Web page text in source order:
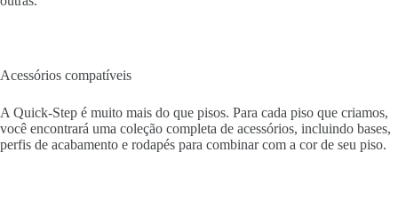
Acessórios compatíveis
A Quick-Step é muito mais do que pisos. Para cada piso que criamos,
você encontrará uma coleção completa de acessórios, incluindo bases,
perfis de acabamento e rodapés para combinar com a cor de seu piso.